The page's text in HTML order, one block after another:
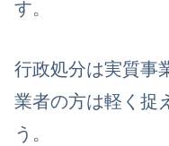
す。
行政処分は実質事
業者の方は軽く捉
う。